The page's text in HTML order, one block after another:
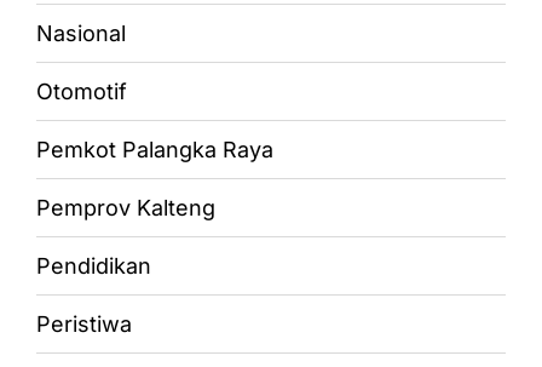
Nasional
Otomotif
Pemkot Palangka Raya
Pemprov Kalteng
Pendidikan
Peristiwa